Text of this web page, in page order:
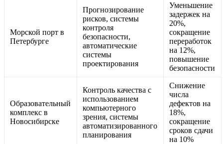
Морской порт в
Петербурге
Прогнозирование
рисков, системы
контроля
безопасности,
автоматические
системы
проектирования
Уменьшение
задержек на
20%,
сокращение
переработок
на 12%,
повышение
безопасности
Образовательный
комплекс в
Новосибирске
Контроль качества с
использованием
компьютерного
зрения, системы
автоматизированного
планирования
Снижение
числа
дефектов на
18%,
сокращение
сроков сдачи
на 10%